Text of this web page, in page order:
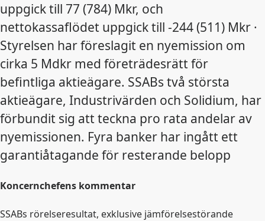
uppgick till 77 (784) Mkr, och
nettokassaflödet uppgick till -244 (511) Mkr ·
Styrelsen har föreslagit en nyemission om
cirka 5 Mdkr med företrädesrätt för
befintliga aktieägare. SSABs två största
aktieägare, Industrivärden och Solidium, har
förbundit sig att teckna pro rata andelar av
nyemissionen. Fyra banker har ingått ett
garantiåtagande för resterande belopp
Koncernchefens kommentar
SSABs rörelseresultat, exklusive jämförelsestörande